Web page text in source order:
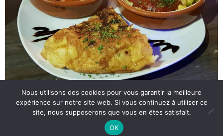
© 2026Restaurant Que Bueno. All Rights Reserved.
Nous utilisons des cookies pour vous garantir la meilleure
expérience sur notre site web. Si vous continuez à utiliser ce
site, nous supposerons que vous en êtes satisfait.
OK